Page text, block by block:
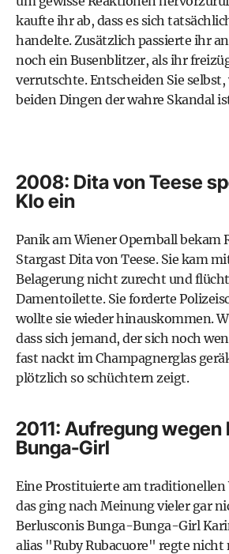
kaufte ihr ab, dass es sich
handelte. Zusätzlich passierte ihr
noch ein Busenblitzer, als ihr
verrutschte. Entscheiden Sie selbst,
beiden Dingen der wahre Skandal
2008: Dita von Teese
Klo ein
Panik am Wiener Opernball bekam
Stargast Dita von Teese. Sie kam
Belagerung nicht zurecht und
Damentoilette. Sie forderte
wollte sie wieder hinauskommen.
dass sich jemand, der sich noch
fast nackt im Champagnerglas
plötzlich so schüchtern zeigt.
2011: Aufregung wegen
Bunga-Girl
Eine Prostituierte am traditionellen
das ging nach Meinung vieler gar
Berlusconis Bunga-Bunga-Girl
alias "Ruby Rubacuore" regte nicht